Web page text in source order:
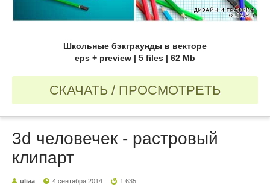
Школьные бэкграунды в векторе
eps + preview | 5 files | 62 Mb
СКАЧАТЬ / ПРОСМОТРЕТЬ
3d человечек - растровый
клипарт
uliaa 4 сентября 2014 1 635